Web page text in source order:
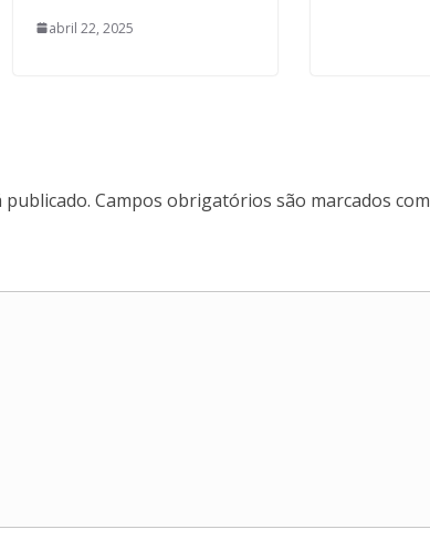
abril 22, 2025
publicado. Campos obrigatórios são marcados com